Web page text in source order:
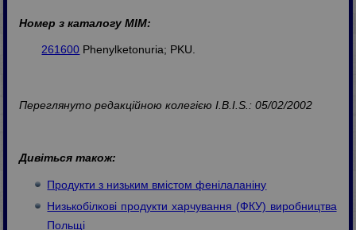
Номер з каталогу МІМ:
261600 Phenylketonuria; PKU.
Переглянуто редакційною колегією I.B.I.S.: 05/02/2002
Дивіться також:
Продукти з низьким вмістом фенілаланіну
Низькобілкові продукти харчування (ФКУ) виробництва
Польщі